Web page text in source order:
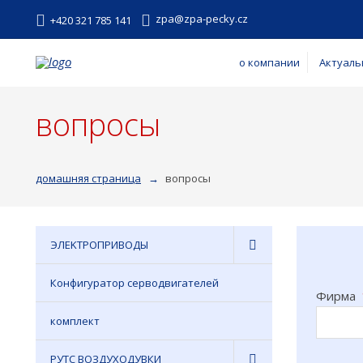
+420 321 785 141 zpa@zpa-pecky.cz
о компании
вопросы
домашняя страница вопросы
ЭЛEKTPOПPИBOДЫ
Конфигуратор серводвигателей
комплект
РУТС ВОЗДУХОДУВКИ
Фирма